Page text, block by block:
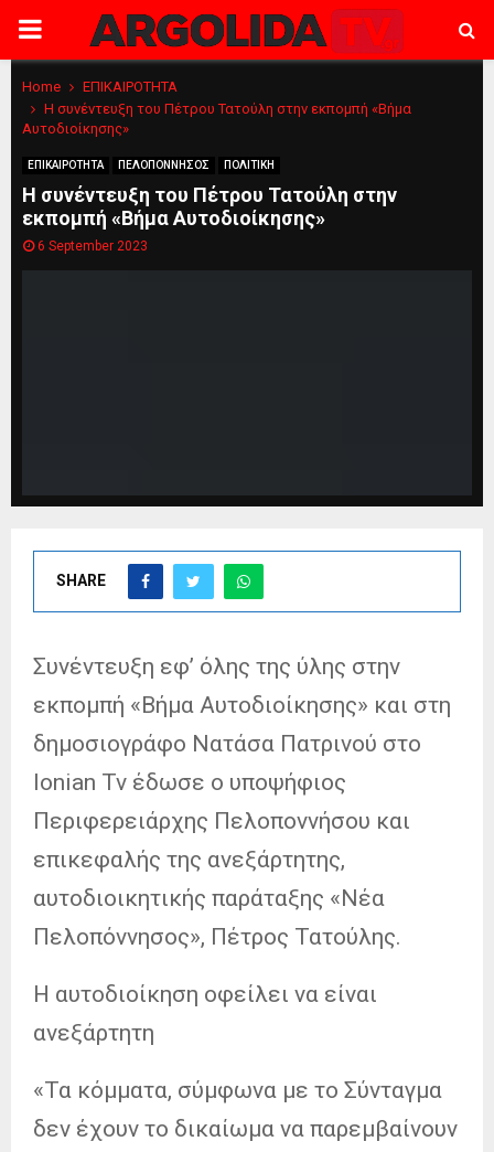
PRIMARY
MENU
Home
ΕΠΙΚΑΙΡΟΤΗΤΑ
Η συνέντευξη του Πέτρου Τατούλη στην εκπομπή «Βήμα
Αυτοδιοίκησης»
ΕΠΙΚΑΙΡΟΤΗΤΑ ΠΕΛΟΠΟΝΝΗΣΟΣ ΠΟΛΙΤΙΚΗ
Η συνέντευξη του Πέτρου Τατούλη στην
εκπομπή «Βήμα Αυτοδιοίκησης»
6 September 2023
SHARE
Συνέντευξη εφ’ όλης της ύλης στην
εκπομπή «Βήμα Αυτοδιοίκησης» και στη
δημοσιογράφο Νατάσα Πατρινού στο
Ionian Tv έδωσε ο υποψήφιος
Περιφερειάρχης Πελοποννήσου και
επικεφαλής της ανεξάρτητης,
αυτοδιοικητικής παράταξης «Νέα
Πελοπόννησος», Πέτρος Τατούλης.
Η αυτοδιοίκηση οφείλει να είναι
ανεξάρτητη
«Τα κόμματα, σύμφωνα με το Σύνταγμα
δεν έχουν το δικαίωμα να παρεμβαίνουν